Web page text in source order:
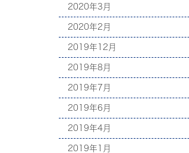
2020年3月
2020年2月
2019年12月
2019年8月
2019年7月
2019年6月
2019年4月
2019年1月